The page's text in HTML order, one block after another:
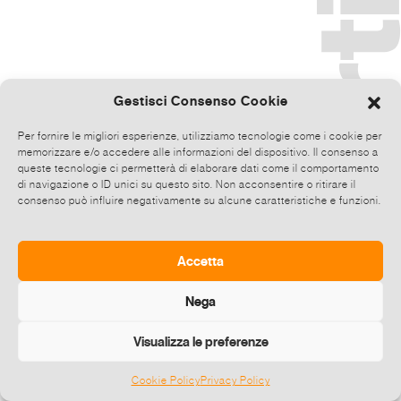
Gestisci Consenso Cookie
Per fornire le migliori esperienze, utilizziamo tecnologie come i cookie per
memorizzare e/o accedere alle informazioni del dispositivo. Il consenso a
queste tecnologie ci permetterà di elaborare dati come il comportamento
di navigazione o ID unici su questo sito. Non acconsentire o ritirare il
consenso può influire negativamente su alcune caratteristiche e funzioni.
Accetta
Nega
Visualizza le preferenze
Cookie PolicyPrivacy Policy
©2026 E-zine